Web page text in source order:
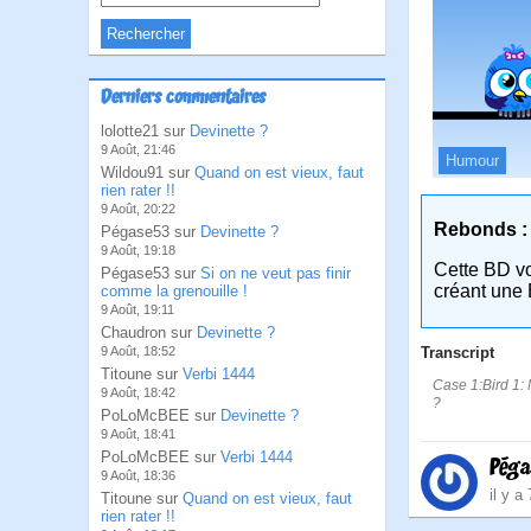
Derniers commentaires
lolotte21 sur Devinette ?
9 Août, 21:46
Wildou91 sur Quand on est vieux, faut
rien rater !!
9 Août, 20:22
Pégase53 sur Devinette ?
9 Août, 19:18
Pégase53 sur Si on ne veut pas finir
comme la grenouille !
9 Août, 19:11
Chaudron sur Devinette ?
9 Août, 18:52
Titoune sur Verbi 1444
9 Août, 18:42
PoLoMcBEE sur Devinette ?
9 Août, 18:41
PoLoMcBEE sur Verbi 1444
9 Août, 18:36
Titoune sur Quand on est vieux, faut
rien rater !!
Humour
Rebonds :
Cette BD
créant une
Transcript
Case 1:Bird 1:
?
il y a